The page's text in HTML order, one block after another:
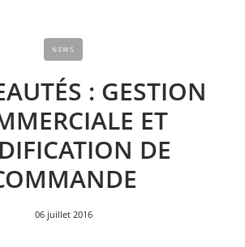
NEWS
: GESTION
ET
DE
06 juillet 2016